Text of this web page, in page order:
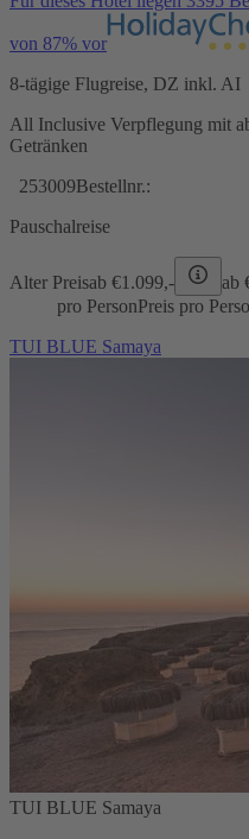
von 87% vor
8-tägige Flugreise, DZ inkl. AI
All Inclusive Verpflegung mit
Getränken
253009Bestellnr.:
Pauschalreise
Alter Preisab €1.099,- ab
pro PersonPreis pro
TUI BLUE Samaya
TUI BLUE Samaya